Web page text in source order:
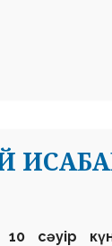
сәуір